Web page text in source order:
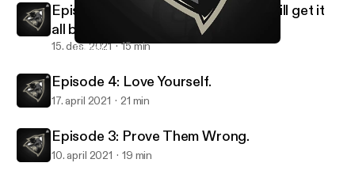
Episode 6: Your All Caught Up!
Episode 5: Losing Everything, but will get it
all back..
15. des. 2021 15 min
Episode 4: Love Yourself.
17. april 2021 21 min
Episode 3: Prove Them Wrong.
10. april 2021 19 min